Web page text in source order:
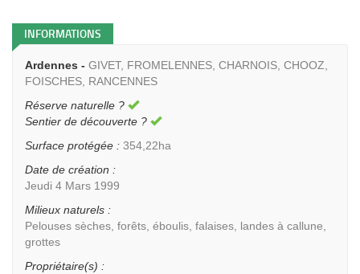
INFORMATIONS
Ardennes - GIVET, FROMELENNES, CHARNOIS, CHOOZ,
FOISCHES, RANCENNES
Réserve naturelle ?
Sentier de découverte ?
Surface protégée : 354,22ha
Date de création :
Jeudi 4 Mars 1999
Milieux naturels :
Pelouses sèches, forêts, éboulis, falaises, landes à callune,
grottes
Propriétaire(s) :